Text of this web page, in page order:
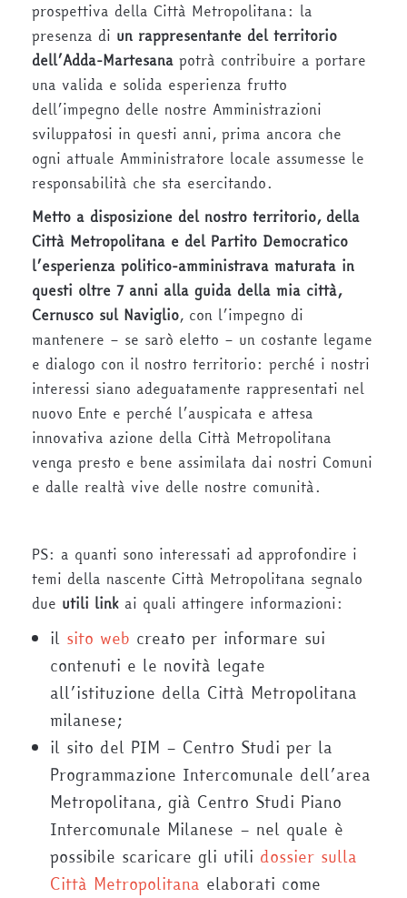
prospettiva della Città Metropolitana: la
presenza di un rappresentante del territorio
dell’Adda-Martesana potrà contribuire a portare
una valida e solida esperienza frutto
dell’impegno delle nostre Amministrazioni
sviluppatosi in questi anni, prima ancora che
ogni attuale Amministratore locale assumesse le
responsabilità che sta esercitando.
Metto a disposizione del nostro territorio, della
Città Metropolitana e del Partito Democratico
l’esperienza politico-amministrava maturata in
questi oltre 7 anni alla guida della mia città,
Cernusco sul Naviglio, con l’impegno di
mantenere – se sarò eletto – un costante legame
e dialogo con il nostro territorio: perché i nostri
interessi siano adeguatamente rappresentati nel
nuovo Ente e perché l’auspicata e attesa
innovativa azione della Città Metropolitana
venga presto e bene assimilata dai nostri Comuni
e dalle realtà vive delle nostre comunità.
PS: a quanti sono interessati ad approfondire i
temi della nascente Città Metropolitana segnalo
due utili link ai quali attingere informazioni:
il sito web creato per informare sui
contenuti e le novità legate
all’istituzione della Città Metropolitana
milanese;
il sito del PIM – Centro Studi per la
Programmazione Intercomunale dell’area
Metropolitana, già Centro Studi Piano
Intercomunale Milanese – nel quale è
possibile scaricare gli utili dossier sulla
Città Metropolitana elaborati come